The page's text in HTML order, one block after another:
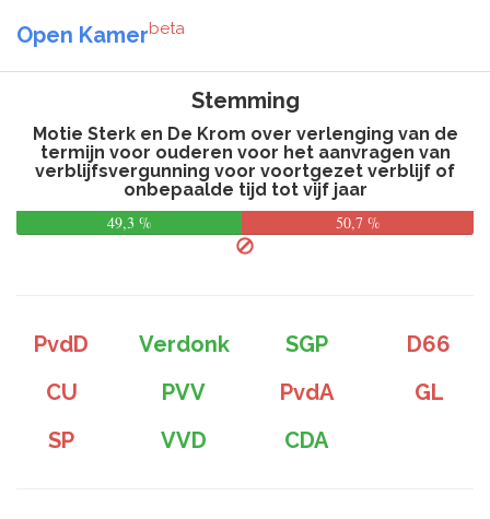
Open Kamerbeta
Stemming
Motie Sterk en De Krom over verlenging van de
termijn voor ouderen voor het aanvragen van
verblijfsvergunning voor voortgezet verblijf of
onbepaalde tijd tot vijf jaar
49,3 %
50,7 %
PvdD Verdonk SGP
D66
CU
PVV PvdA
GL
SP
VVD CDA